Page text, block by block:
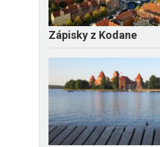
Zápisky z Kodane